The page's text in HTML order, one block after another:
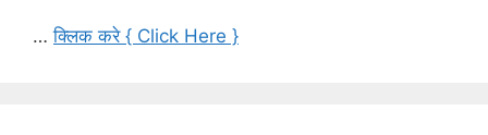
…क्लिक करे { Click Here }